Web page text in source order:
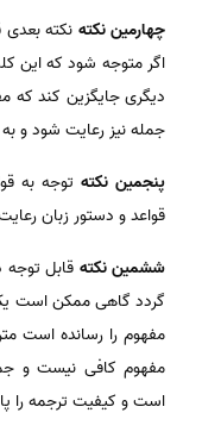
چهارمین نکته نکته
اگر متوجه شود که این
دیگری جایگزین کند
جمله نیز رعایت شود و
پنجمین نکته توجه به
قواعد و دستور زبان
ششمین نکته قابل
گردد گاهی ممکن است
مفهوم را رسانده است
مفهوم کافی نیست و
است و کیفیت ترجمه را